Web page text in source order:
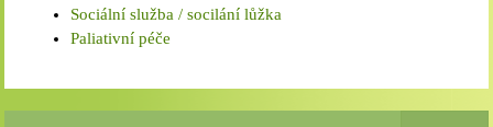
Sociální služba / socilání lůžka
Paliativní péče